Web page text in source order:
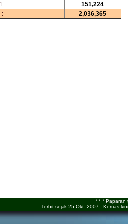
151,224
:
2,036,365
* * * Paparan
Terbit sejak 25 Okt. 2007 - Kemas